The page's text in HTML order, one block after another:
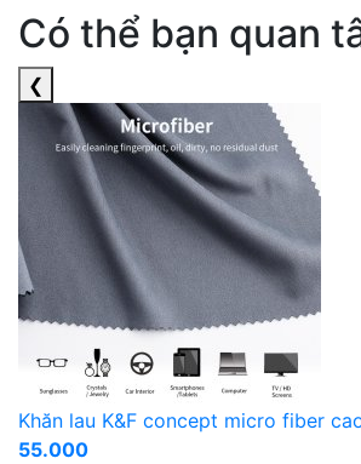
Có thể bạn quan
❮
Khăn lau K&F concept micro fiber
55.000